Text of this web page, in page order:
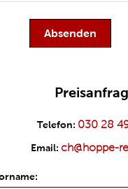
Telefon: 030 28
Email: ch@hoppe-